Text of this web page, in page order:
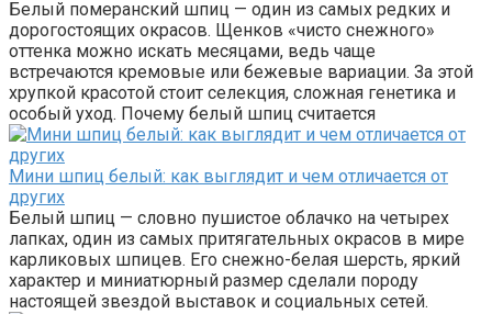
Белый померанский шпиц — один из самых редких и
дорогостоящих окрасов. Щенков «чисто снежного»
оттенка можно искать месяцами, ведь чаще
встречаются кремовые или бежевые вариации. За этой
хрупкой красотой стоит селекция, сложная генетика и
особый уход. Почему белый шпиц считается
Мини шпиц белый: как выглядит и чем отличается от
других
Белый шпиц — словно пушистое облачко на четырех
лапках, один из самых притягательных окрасов в мире
карликовых шпицев. Его снежно-белая шерсть, яркий
характер и миниатюрный размер сделали породу
настоящей звездой выставок и социальных сетей.